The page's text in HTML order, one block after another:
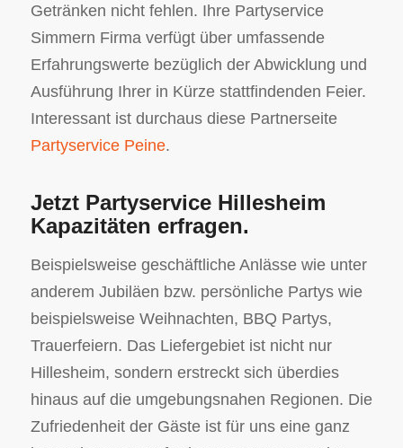
Getränken nicht fehlen. Ihre Partyservice
Simmern Firma verfügt über umfassende
Erfahrungswerte bezüglich der Abwicklung und
Ausführung Ihrer in Kürze stattfindenden Feier.
Interessant ist durchaus diese Partnerseite
Partyservice Peine.
Jetzt Partyservice Hillesheim
Kapazitäten erfragen.
Beispielsweise geschäftliche Anlässe wie unter
anderem Jubiläen bzw. persönliche Partys wie
beispielsweise Weihnachten, BBQ Partys,
Trauerfeiern. Das Liefergebiet ist nicht nur
Hillesheim, sondern erstreckt sich überdies
hinaus auf die umgebungsnahen Regionen. Die
Zufriedenheit der Gäste ist für uns eine ganz